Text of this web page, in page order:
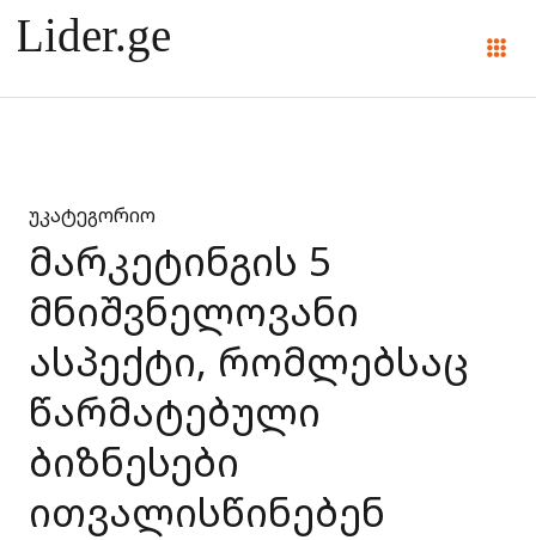
უკატეგორიო
მარკეტინგის 5
მნიშვნელოვანი
ასპექტი, რომლებსაც
წარმატებული
ბიზნესები
ითვალისწინებენ